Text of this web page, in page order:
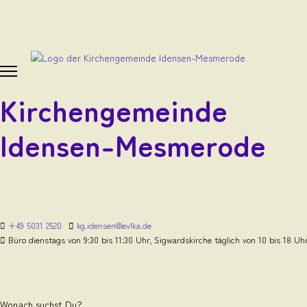
Kirchengemeinde
Idensen-Mesmerode
+49 5031 2520
kg.idensen@evlka.de
Büro dienstags von 9:30 bis 11:30 Uhr, Sigwardskirche täglich von 10 bis 18
Wonach suchst Du?